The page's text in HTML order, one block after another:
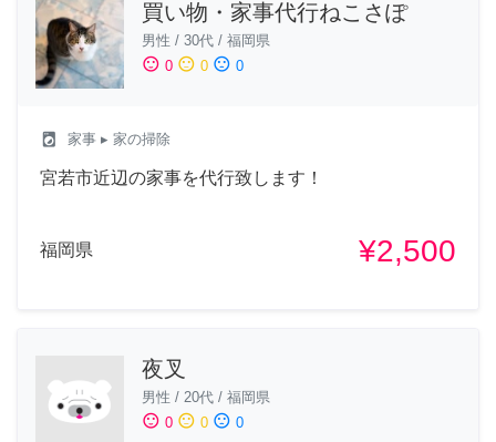
買い物・家事代行ねこさぽ
男性 / 30代 / 福岡県
sentiment_satisfied 0 sentiment_neutral 0 sentiment_dissatisfied 0
local_laundry_service 家事 ▸ 家の掃除
宮若市近辺の家事を代行致します！
福岡県 ¥2,500
夜叉
男性 / 20代 / 福岡県
sentiment_satisfied 0 sentiment_neutral 0 sentiment_dissatisfied 0